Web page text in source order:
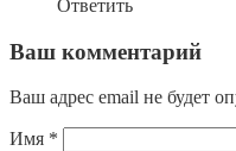
Ответить
Ваш комментарий
Ваш адрес email не будет
Имя *